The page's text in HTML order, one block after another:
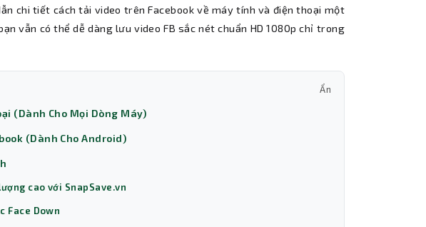
chi tiết cách tải video trên Facebook về máy tính và điện thoại một
vẫn có thể dễ dàng lưu video FB sắc nét chuẩn HD 1080p chỉ trong
Ẩn
(Dành Cho Mọi Dòng Máy)
(Dành Cho Android)
cao với SnapSave.vn
Face Down